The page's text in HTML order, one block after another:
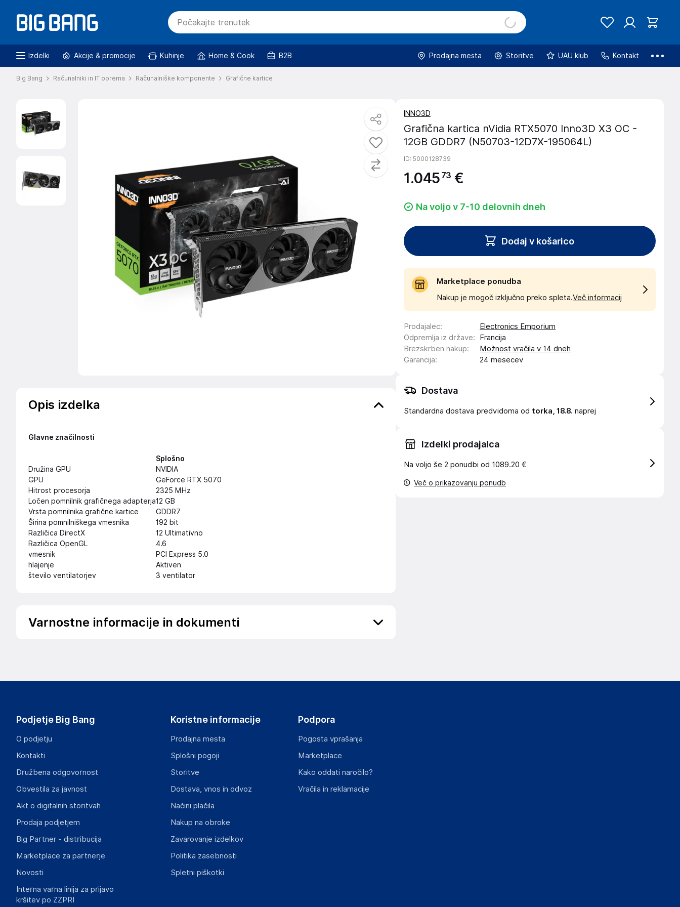
Izdelki Akcije & promocije Kuhinje Home & Cook B2B Prodajna mesta Storitve UAU klub Kontakt
Big Bang Računalniki in IT oprema Računalniške komponente Grafične kartice
Opis izdelka
Glavne značilnosti
Splošno
Družina GPU
NVIDIA
GPU
GeForce RTX 5070
Hitrost procesorja
2325 MHz
Ločen pomnilnik grafičnega adapterja12 GB
Vrsta pomnilnika grafične kartice
GDDR7
Širina pomnilniškega vmesnika
192 bit
Različica DirectX
12 Ultimativno
Različica OpenGL
4.6
vmesnik
PCI Express 5.0
hlajenje
Aktiven
število ventilatorjev
3 ventilator
Varnostne informacije in dokumenti
eu-support@inno3d.com
Gospodarski subjekt s sedežem v EU, ki zagotavlja skladnost izdelka z zahtevanimi predpisi.
PO BOX 108, Nieuw-Vennep
The Netherlands
Slike o varnosti izdelka
Slike o varnosti izdelka vsebujejo opozorila na embalaži izdelka in lahko vključujejo ključne varnostne
INNO3D
Grafična kartica nVidia RTX5070 Inno3D X3 OC -
12GB GDDR7 (N50703-12D7X-195064L)
ID: 5000128739
1.045 73 €
Na voljo v 7-10 delovnih dneh
Dodaj v košarico
Marketplace ponudba
Nakup je mogoč izključno preko spleta.Več informacij
Prodajalec:
Electronics Emporium
Odpremlja iz države:
Francija
Brezskrben nakup:
Možnost vračila v 14 dneh
Garancija: 24 mesecev
Dostava
Standardna dostava predvidoma od torka, 18.8. naprej
Izdelki prodajalca
Na voljo še 2 ponudbi od 1089.20 €
Več o prikazovanju ponudb
Podjetje Big Bang
O podjetju
Kontakti
Družbena odgovornost
Obvestila za javnost
Akt o digitalnih storitvah
Prodaja podjetjem
Big Partner - distribucija
Marketplace za partnerje
Novosti
Interna varna linija za prijavo
kršitev po ZZPRI
Koristne informacije
Prodajna mesta
Splošni pogoji
Storitve
Dostava, vnos in odvoz
Načini plačila
Nakup na obroke
Zavarovanje izdelkov
Politika zasebnosti
Spletni piškotki
Podpora
Pogosta vprašanja
Marketplace
Kako oddati naročilo?
Vračila in reklamacije